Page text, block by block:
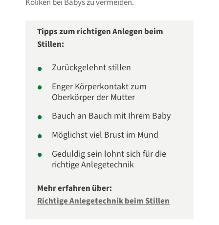
Koliken bei Babys zu vermeiden.
Tipps zum richtigen Anlegen beim
Stillen:
Zurückgelehnt stillen
Enger Körperkontakt zum
Oberkörper der Mutter
Bauch an Bauch mit Ihrem Baby
Möglichst viel Brust im Mund
Geduldig sein lohnt sich für die
richtige Anlegetechnik
Mehr erfahren über:
Richtige Anlegetechnik beim Stillen